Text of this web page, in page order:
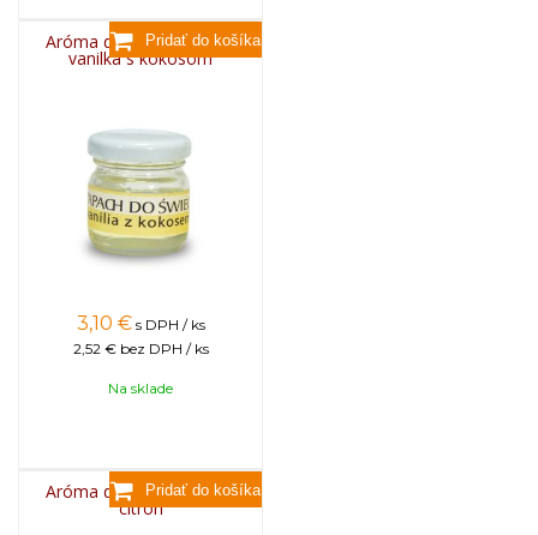
Aróma do sviečok, 25g -
vanilka s kokosom
3,10 € s DPH / ks
2,52 € bez DPH / ks
Na sklade
Aróma do sviečok, 25g -
citrón